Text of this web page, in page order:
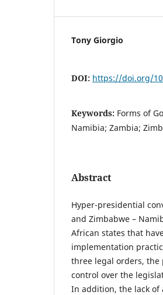
Tony Giorgio
DOI: https://doi.org/
Keywords: Forms of
Namibia; Zambia;
Abstract
Hyper-presidential
and Zimbabwe –
African states that
implementation
three legal orders,
control over the
In addition, the lack